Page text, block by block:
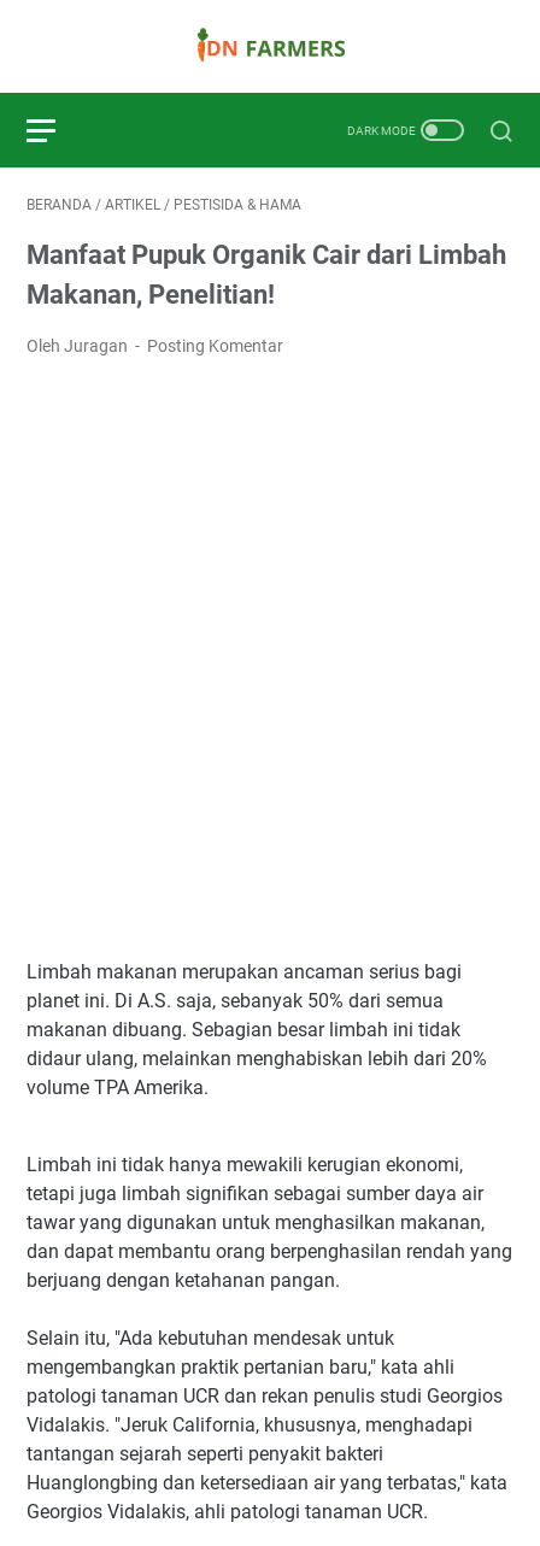
BERANDA / ARTIKEL / PESTISIDA & HAMA
Manfaat Pupuk Organik Cair dari Limbah
Makanan, Penelitian!
Oleh Juragan Posting Komentar
Limbah makanan merupakan ancaman serius bagi
planet ini. Di A.S. saja, sebanyak 50% dari semua
makanan dibuang. Sebagian besar limbah ini tidak
didaur ulang, melainkan menghabiskan lebih dari 20%
volume TPA Amerika.
Limbah ini tidak hanya mewakili kerugian ekonomi,
tetapi juga limbah signifikan sebagai sumber daya air
tawar yang digunakan untuk menghasilkan makanan,
dan dapat membantu orang berpenghasilan rendah yang
berjuang dengan ketahanan pangan.
Selain itu, "Ada kebutuhan mendesak untuk
mengembangkan praktik pertanian baru," kata ahli
patologi tanaman UCR dan rekan penulis studi Georgios
Vidalakis. "Jeruk California, khususnya, menghadapi
tantangan sejarah seperti penyakit bakteri
Huanglongbing dan ketersediaan air yang terbatas," kata
Georgios Vidalakis, ahli patologi tanaman UCR.